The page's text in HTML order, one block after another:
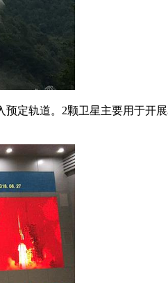
定轨道。2颗卫星主要用于开